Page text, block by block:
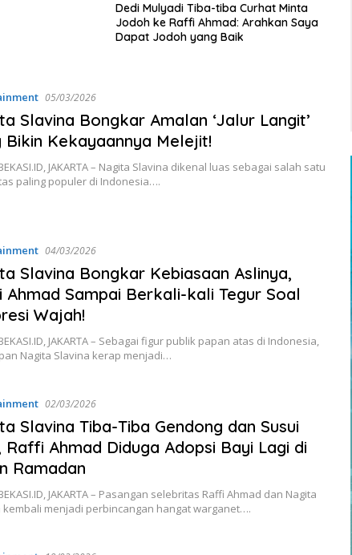
Dedi Mulyadi Tiba-tiba Curhat Minta
Jodoh ke Raffi Ahmad: Arahkan Saya
Dapat Jodoh yang Baik
05/03/2026
Slavina Bongkar Amalan ‘Jalur Langit’
Bikin Kekayaannya Melejit!
JAKARTA – Nagita Slavina dikenal luas sebagai salah satu
paling populer di Indonesia….
04/03/2026
Slavina Bongkar Kebiasaan Aslinya,
Ahmad Sampai Berkali-kali Tegur Soal
Wajah!
JAKARTA – Sebagai figur publik papan atas di Indonesia,
Nagita Slavina kerap menjadi…
02/03/2026
Slavina Tiba-Tiba Gendong dan Susui
Raffi Ahmad Diduga Adopsi Bayi Lagi di
Ramadan
JAKARTA – Pasangan selebritas Raffi Ahmad dan Nagita
kembali menjadi perbincangan hangat warganet….